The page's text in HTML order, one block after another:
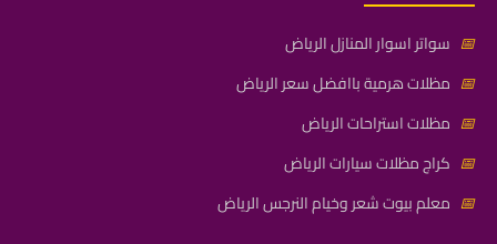
📅 سواتر اسوار المنازل الرياض
📅 مظلات هرمية باافضل سعر الرياض
📅 مظلات استراحات الرياض
📅 كراج مظلات سيارات الرياض
📅 معلم بيوت شعر وخيام النرجس الرياض